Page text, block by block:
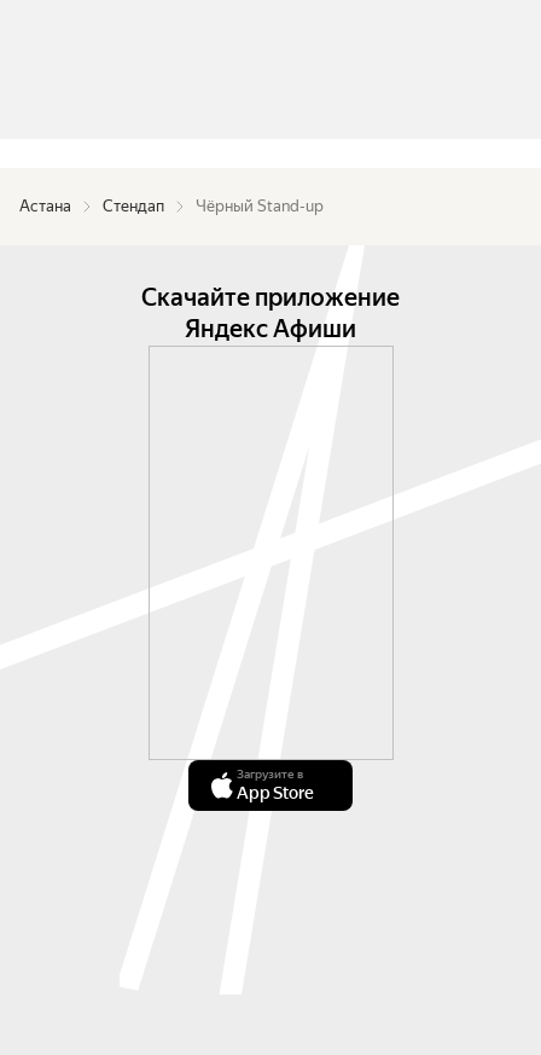
Астана Стендап Чёрный Stand-up
Скачайте приложение
Яндекс Афиши
Загрузите в
App Store